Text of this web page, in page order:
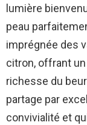
lumière
peau
imprégnée des
citron, offrant
richesse du
partage par
convivialité et